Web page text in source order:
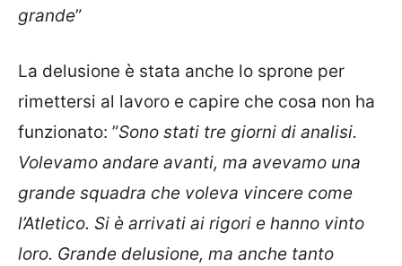
grande”
La delusione è stata anche lo sprone per
rimettersi al lavoro e capire che cosa non ha
funzionato: ”Sono stati tre giorni di analisi.
Volevamo andare avanti, ma avevamo una
grande squadra che voleva vincere come
l’Atletico. Si è arrivati ai rigori e hanno vinto
loro. Grande delusione, ma anche tanto